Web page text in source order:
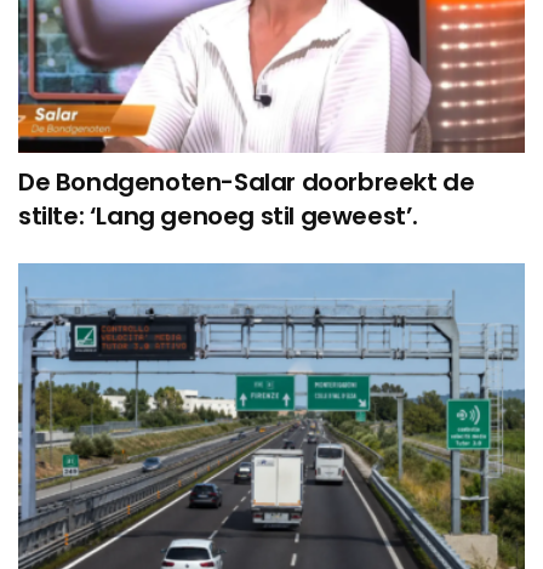
De Bondgenoten-Salar doorbreekt de
stilte: ‘Lang genoeg stil geweest’.